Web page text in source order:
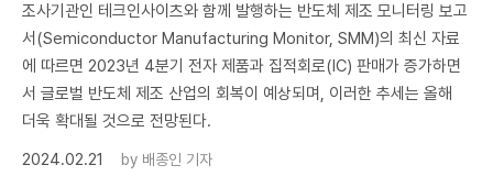
조사기관인 테크인사이츠와 함께 발행하는 반도체 제조 모니터링 보고
서(Semiconductor Manufacturing Monitor, SMM)의 최신 자료
에 따르면 2023년 4분기 전자 제품과 집적회로(IC) 판매가 증가하면
서 글로벌 반도체 제조 산업의 회복이 예상되며, 이러한 추세는 올해
더욱 확대될 것으로 전망된다.
2024.02.21
by 배종인 기자